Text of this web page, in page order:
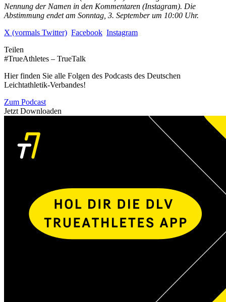
Nennung der Namen in den Kommentaren (Instagram). Die
Abstimmung endet am Sonntag, 3. September um 10:00 Uhr.
X (vormals Twitter) Facebook Instagram
Teilen
#TrueAthletes – TrueTalk
Hier finden Sie alle Folgen des Podcasts des Deutschen
Leichtathletik-Verbandes!
Zum Podcast
Jetzt Downloaden